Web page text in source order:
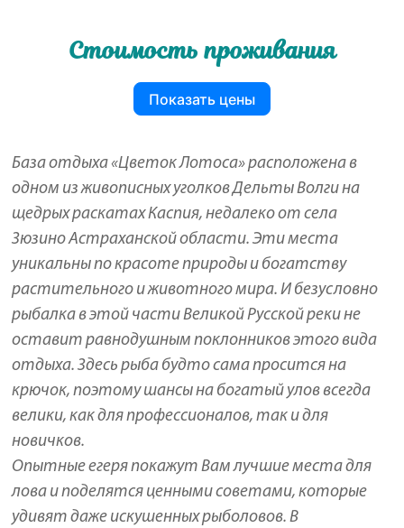
Стоимость проживания
Показать цены
База отдыха «Цветок Лотоса» расположена в
одном из живописных уголков Дельты Волги на
щедрых раскатах Каспия, недалеко от села
Зюзино Астраханской области. Эти места
уникальны по красоте природы и богатству
растительного и животного мира. И безусловно
рыбалка в этой части Великой Русской реки не
оставит равнодушным поклонников этого вида
отдыха. Здесь рыба будто сама просится на
крючок, поэтому шансы на богатый улов всегда
велики, как для профессионалов, так и для
новичков.
Опытные егеря покажут Вам лучшие места для
лова и поделятся ценными советами, которые
удивят даже искушенных рыболовов. В